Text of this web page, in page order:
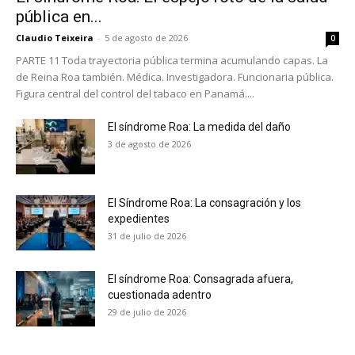
pública en...
Claudio Teixeira - 5 de agosto de 2026 0
PARTE 11 Toda trayectoria pública termina acumulando capas. La
de Reina Roa también. Médica. Investigadora. Funcionaria pública.
Figura central del control del tabaco en Panamá....
El síndrome Roa: La medida del daño
3 de agosto de 2026
El Síndrome Roa: La consagración y los
expedientes
31 de julio de 2026
El síndrome Roa: Consagrada afuera,
cuestionada adentro
29 de julio de 2026